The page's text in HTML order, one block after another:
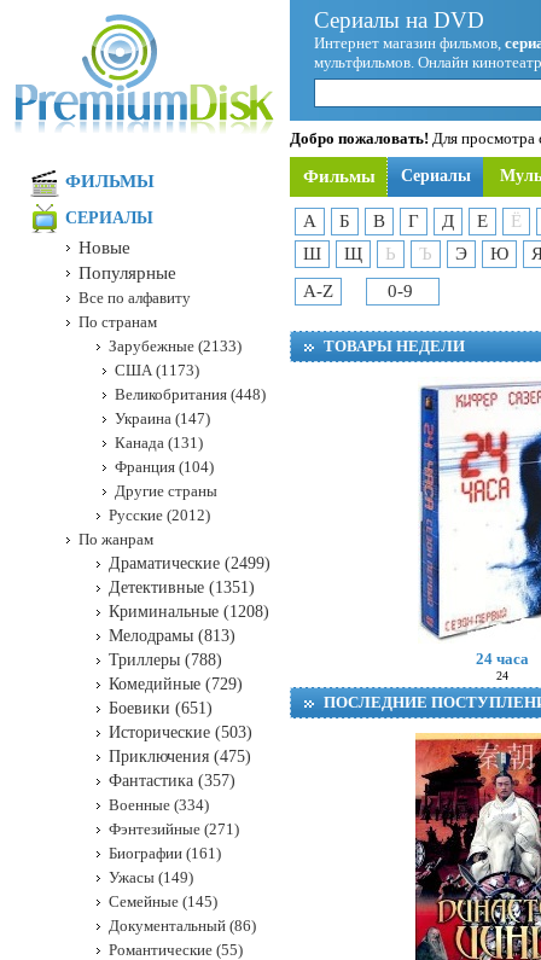
Сериалы на DVD
Интернет магазин фильмов,
мультфильмов. Онлайн
Добро пожаловать! Для просмотра
Фильмы Сериалы
А Б В Г Д Е
Ё
Ш
Щ Ь Ъ Э Ю
A-Z
0-9
ТОВАРЫ НЕДЕЛИ
24 часа
24
ПОСЛЕДНИЕ
ФИЛЬМЫ
СЕРИАЛЫ
Новые
Популярные
Все по алфавиту
По странам
Зарубежные (2133)
США (1173)
Великобритания (448)
Украина (147)
Канада (131)
Франция (104)
Другие страны
Русские (2012)
По жанрам
Драматические (2499)
Детективные (1351)
Криминальные (1208)
Мелодрамы (813)
Триллеры (788)
Комедийные (729)
Боевики (651)
Исторические (503)
Приключения (475)
Фантастика (357)
Военные (334)
Фэнтезийные (271)
Биографии (161)
Ужасы (149)
Семейные (145)
Документальный (86)
Романтические (55)